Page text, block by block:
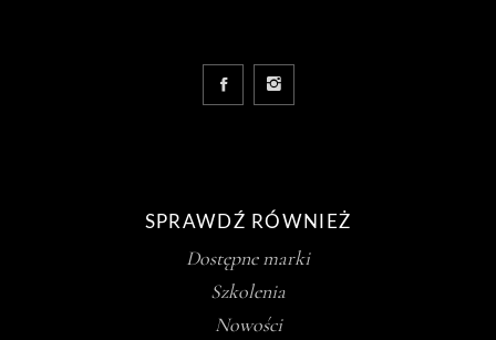
SPRAWDŹ RÓWNIEŻ
Dostępne marki
Szkolenia
Nowości